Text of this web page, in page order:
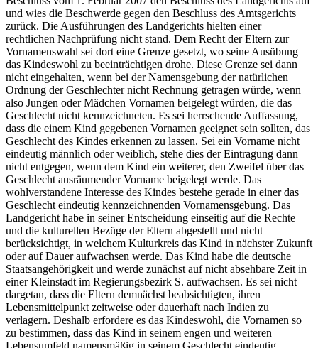
und wies die Beschwerde gegen den Beschluss des Amtsgerichts
zurück. Die Ausführungen des Landgerichts hielten einer
rechtlichen Nachprüfung nicht stand. Dem Recht der Eltern zur
Vornamenswahl sei dort eine Grenze gesetzt, wo seine Ausübung
das Kindeswohl zu beeinträchtigen drohe. Diese Grenze sei dann
nicht eingehalten, wenn bei der Namensgebung der natürlichen
Ordnung der Geschlechter nicht Rechnung getragen würde, wenn
also Jungen oder Mädchen Vornamen beigelegt würden, die das
Geschlecht nicht kennzeichneten. Es sei herrschende Auffassung,
dass die einem Kind gegebenen Vornamen geeignet sein sollten, das
Geschlecht des Kindes erkennen zu lassen. Sei ein Vorname nicht
eindeutig männlich oder weiblich, stehe dies der Eintragung dann
nicht entgegen, wenn dem Kind ein weiterer, den Zweifel über das
Geschlecht ausräumender Vorname beigelegt werde. Das
wohlverstandene Interesse des Kindes bestehe gerade in einer das
Geschlecht eindeutig kennzeichnenden Vornamensgebung. Das
Landgericht habe in seiner Entscheidung einseitig auf die Rechte
und die kulturellen Bezüge der Eltern abgestellt und nicht
berücksichtigt, in welchem Kulturkreis das Kind in nächster Zukunft
oder auf Dauer aufwachsen werde. Das Kind habe die deutsche
Staatsangehörigkeit und werde zunächst auf nicht absehbare Zeit in
einer Kleinstadt im Regierungsbezirk S. aufwachsen. Es sei nicht
dargetan, dass die Eltern demnächst beabsichtigten, ihren
Lebensmittelpunkt zeitweise oder dauerhaft nach Indien zu
verlagern. Deshalb erfordere es das Kindeswohl, die Vornamen so
zu bestimmen, dass das Kind in seinem engen und weiteren
Lebensumfeld namensmäßig in seinem Geschlecht eindeutig